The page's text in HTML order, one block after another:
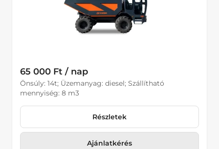
65 000 Ft / nap
Önsúly: 14t; Üzemanyag: diesel; Szállítható
mennyiség: 8 m3
Részletek
Ajánlatkérés